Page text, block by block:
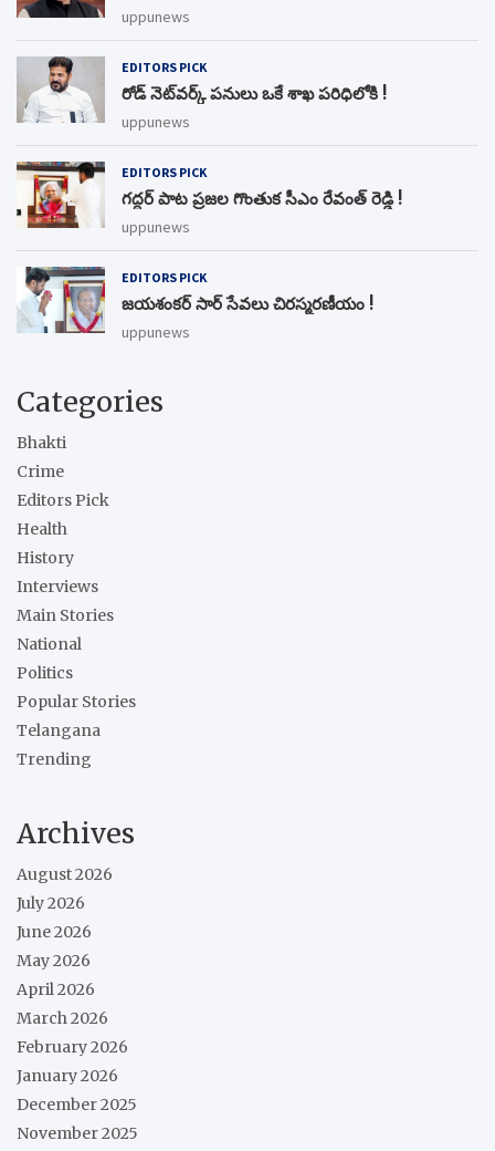
uppunews
EDITORS PICK
రోడ్ నెట్‌వర్క్‌ పనులు ఒకే శాఖ పరిధిలోకి !
uppunews
EDITORS PICK
గద్దర్ పాట ప్రజల గొంతుక సీఎం రేవంత్ రెడ్డి !
uppunews
EDITORS PICK
జయశంకర్ సార్ సేవలు చిరస్మరణీయం !
uppunews
Categories
Bhakti
Crime
Editors Pick
Health
History
Interviews
Main Stories
National
Politics
Popular Stories
Telangana
Trending
Archives
August 2026
July 2026
June 2026
May 2026
April 2026
March 2026
February 2026
January 2026
December 2025
November 2025